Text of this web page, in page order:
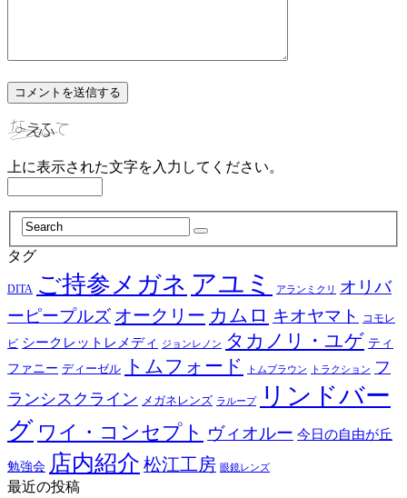
上に表示された文字を入力してください。
タグ
DITA ご持参メガネ アユミ アランミクリ
オリバ
ーピープルズ オークリー カムロ キオヤマト
コモレ
ビ シークレットレメディ ジョンレノン タカノリ・ユゲ ティ
ファニー ディーゼル トムフォード トムブラウン トラクション フ
ランシスクライン メガネレンズ ラループ
リンドバー
グ ワイ・コンセプト ヴィオルー 今日の自由が丘
勉強会 店内紹介 松江工房 眼鏡レンズ
最近の投稿